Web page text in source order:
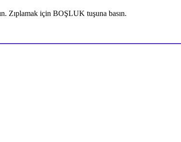
Zıplamak için BOŞLUK tuşuna basın.